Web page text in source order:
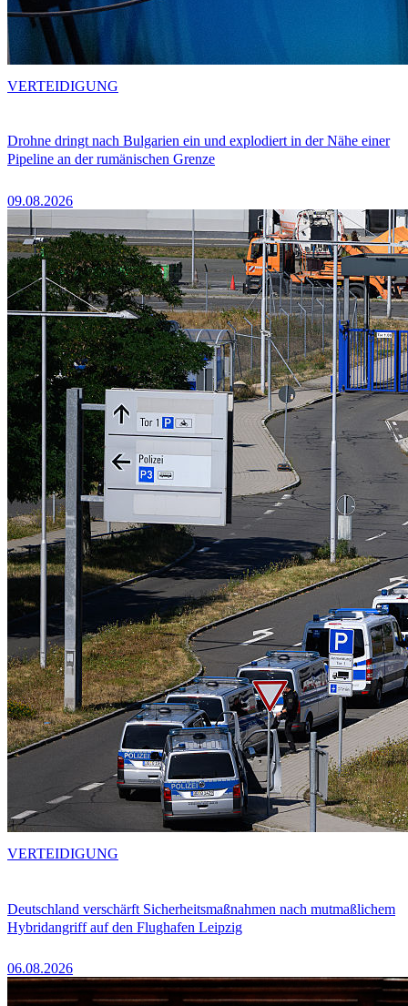
Drohne dringt nach Bulgarien ein und explodiert in der Nähe einer
Pipeline an der rumänischen Grenze
09.08.2026
VERTEIDIGUNG
Deutschland verschärft Sicherheitsmaßnahmen nach mutmaßlichem
Hybridangriff auf den Flughafen Leipzig
06.08.2026
VERTEIDIGUNG